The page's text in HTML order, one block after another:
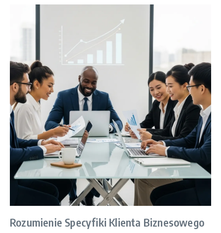
Rozumienie Specyfiki Klienta Biznesowego